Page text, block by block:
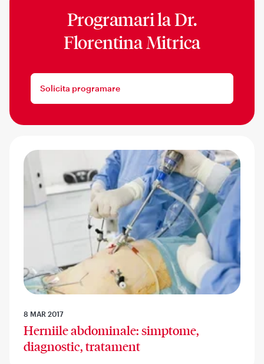
Programari laDr.
Florentina Mitrica
Solicita programare
8 MAR 2017
Herniile abdominale: simptome,
diagnostic, tratament